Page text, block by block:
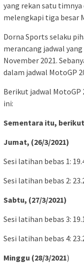
yang rekan satu timnya
melengkapi tiga besar
Dorna Sports selaku
merancang jadwal
November 2021.
dalam jadwal MotoGP
Berikut jadwal MotoGP
ini:
Sementara itu,
Jumat, (26/3/2021)
Sesi latihan bebas 1:
Sesi latihan bebas 2:
Sabtu, (27/3/2021)
Sesi latihan bebas 3:
Sesi latihan bebas 4:
Minggu (28/3/2021)